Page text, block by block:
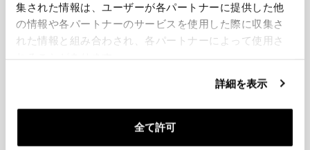
集された情報は、ユーザーが各パートナーに提供した他
の情報や各パートナーのサービスを使用した際に収集さ
れた情報と組み合わされ、各パートナーによって使用さ
詳細を表示
全て許可
参加しませんか
私はプライバシーの扱いを受け入れる (Link)